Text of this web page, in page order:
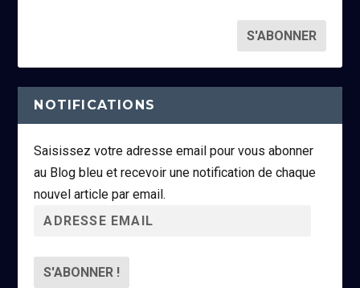
NOTIFICATIONS
Saisissez votre adresse email pour vous abonner
au Blog bleu et recevoir une notification de chaque
nouvel article par email.
r